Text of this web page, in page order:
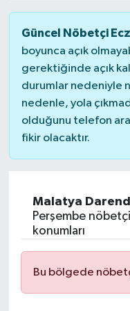
Güncel Nöbetçi
boyunca açık
gerektiğinde açık
durumlar nedeniyle
nedenle, yola
olduğunu telefon
fikir olacaktır.
Malatya
Perşembe
konumları
Bu bölgede